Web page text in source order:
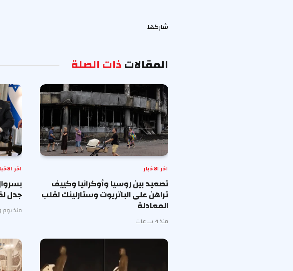
شاركها.
المقالاتذات الصلة
اخر الاخبار
تصعيد بين روسيا وأوكرانيا وكييف
تراهن على الباتريوت وستارلينك لقلب
المعادلة
منذ 4 ساعات
اخر
جدل
منذ يوم